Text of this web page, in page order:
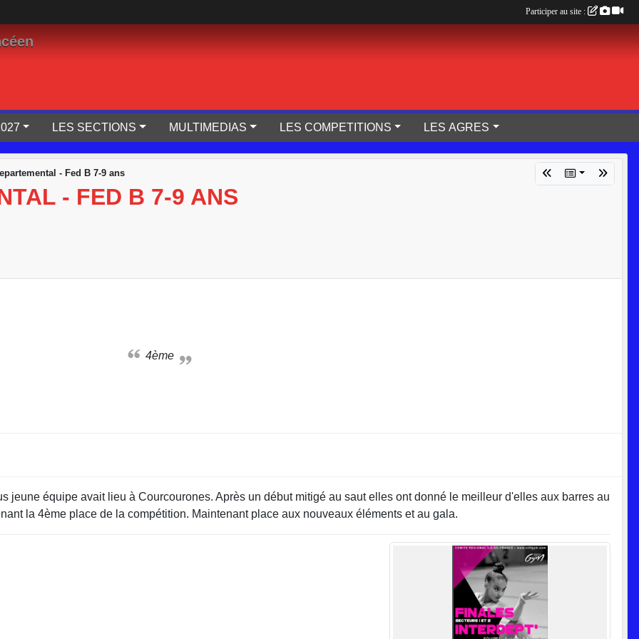
LES SECTIONS MULTIMEDIAS LES COMPETITIONS LES AGRES
- Fed B 7-9 ans
- FED B 7-9 ANS
4ème
jeune équipe avait lieu à Courcourones. Après un début mitigé au saut elles ont donné le meilleur d'elles aux barres au
la 4ème place de la compétition. Maintenant place aux nouveaux éléments et au gala.
Participer au site :